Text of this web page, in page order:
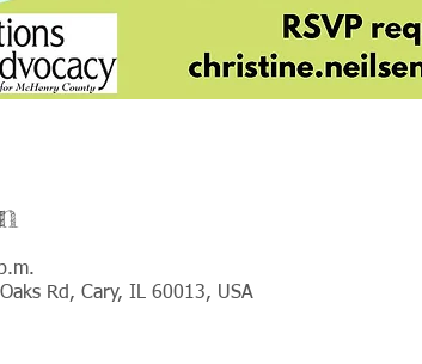
Rd, Cary, IL 60013, USA